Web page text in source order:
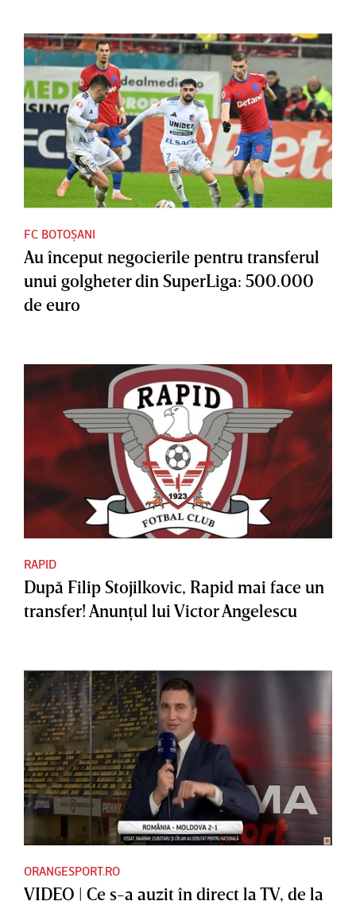
FC BOTOȘANI
Au început negocierile pentru transferul
unui golgheter din SuperLiga: 500.000
de euro
RAPID
După Filip Stojilkovic, Rapid mai face un
transfer! Anunţul lui Victor Angelescu
ORANGESPORT.RO
VIDEO | Ce s-a auzit în direct la TV, de la